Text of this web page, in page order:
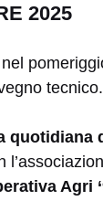
2025
quotidiana
Agri